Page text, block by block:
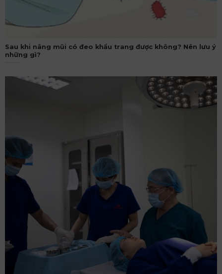
Sau khi nâng mũi có đeo khẩu trang được không? Nên lưu ý
những gì?